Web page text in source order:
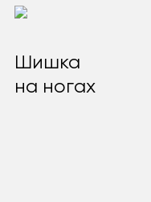
Шишка
на ногах